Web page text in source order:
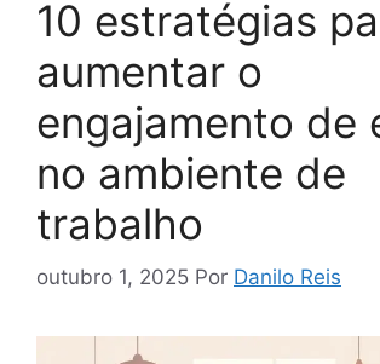
10 estratégias
aumentar o
engajamento de
no ambiente de
trabalho
outubro 1, 2025 Por Danilo Reis